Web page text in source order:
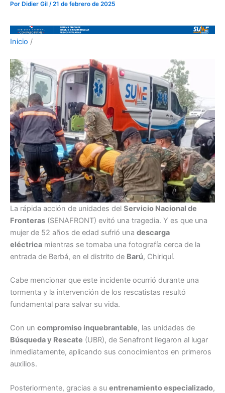
Por Didier Gil /21 de febrero de 2025
Inicio /
La rápida acción de unidades del Servicio Nacional de
Fronteras (SENAFRONT) evitó una tragedia. Y es que una
mujer de 52 años de edad sufrió una descarga
eléctrica mientras se tomaba una fotografía cerca de la
entrada de Berbá, en el distrito de Barú, Chiriquí.
Cabe mencionar que este incidente ocurrió durante una
tormenta y la intervención de los rescatistas resultó
fundamental para salvar su vida.
Con un compromiso inquebrantable, las unidades de
Búsqueda y Rescate (UBR), de Senafront llegaron al lugar
inmediatamente, aplicando sus conocimientos en primeros
auxilios.
Posteriormente, gracias a su entrenamiento especializado,